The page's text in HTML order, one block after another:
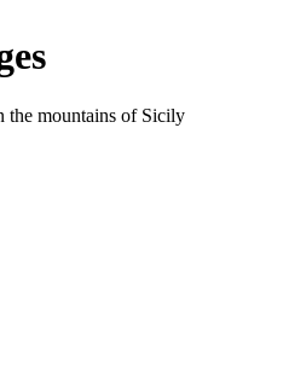
the mountains of Sicily